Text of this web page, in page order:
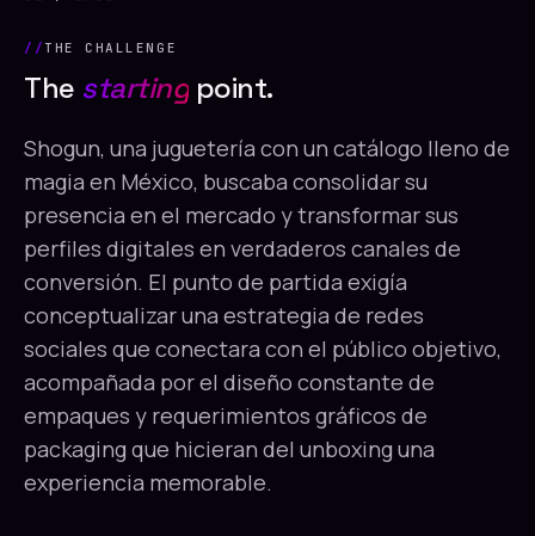
THE CHALLENGE
The starting point.
Shogun, una juguetería con un catálogo lleno de
magia en México, buscaba consolidar su
presencia en el mercado y transformar sus
perfiles digitales en verdaderos canales de
conversión. El punto de partida exigía
conceptualizar una estrategia de redes
sociales que conectara con el público objetivo,
acompañada por el diseño constante de
empaques y requerimientos gráficos de
packaging que hicieran del unboxing una
experiencia memorable.